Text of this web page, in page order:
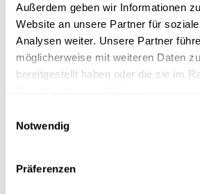
Außerdem geben wir Informationen
Website an unsere Partner für
Analysen weiter. Unsere Partner
möglicherweise mit weiteren Daten
bereitgestellt haben oder die sie im
Notwendig
Präferenzen